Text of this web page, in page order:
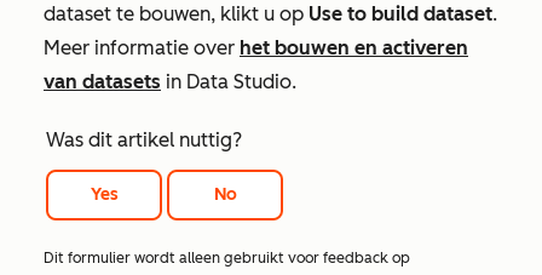
dataset te bouwen, klikt u op Use to build dataset.
Meer informatie over het bouwen en activeren
van datasets in Data Studio.
Was dit artikel nuttig?
Yes No
Dit formulier wordt alleen gebruikt voor feedback op